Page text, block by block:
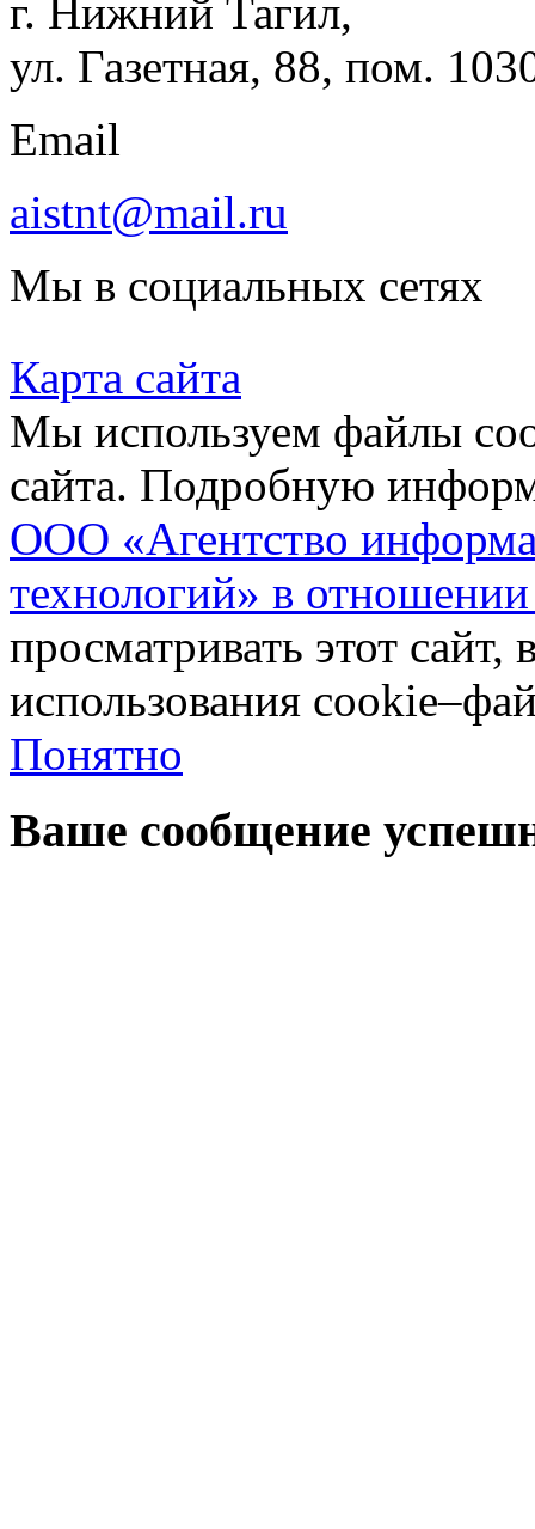
г. Нижний Тагил,
ул. Газетная, 88, пом.
Email
aistnt@mail.ru
Мы в социальных сетях
Карта сайта
Мы используем файлы
сайта. Подробную
ООО «Агентство
технологий» в
просматривать этот
использования
Понятно
Ваше сообщение